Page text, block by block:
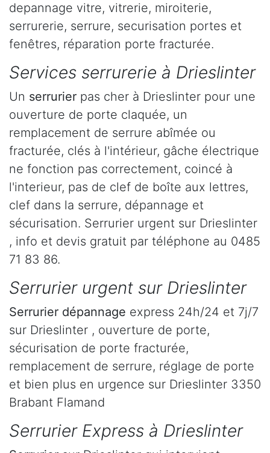
depannage vitre, vitrerie, miroiterie,
serrurerie, serrure, securisation portes et
fenêtres, réparation porte fracturée.
Services serrurerie à Drieslinter
Un serrurier pas cher à Drieslinter pour une
ouverture de porte claquée, un
remplacement de serrure abîmée ou
fracturée, clés à l'intérieur, gâche électrique
ne fonction pas correctement, coincé à
l'interieur, pas de clef de boîte aux lettres,
clef dans la serrure, dépannage et
sécurisation. Serrurier urgent sur Drieslinter
, info et devis gratuit par téléphone au 0485
71 83 86.
Serrurier urgent sur Drieslinter
Serrurier dépannage express 24h/24 et 7j/7
sur Drieslinter , ouverture de porte,
sécurisation de porte fracturée,
remplacement de serrure, réglage de porte
et bien plus en urgence sur Drieslinter 3350
Brabant Flamand
Serrurier Express à Drieslinter